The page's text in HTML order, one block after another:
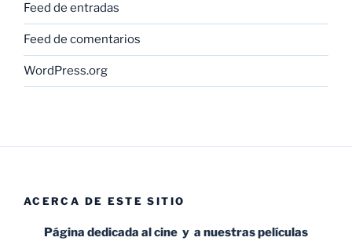
Feed de entradas
Feed de comentarios
WordPress.org
ACERCA DE ESTE SITIO
Página dedicada al cine y a nuestras películas